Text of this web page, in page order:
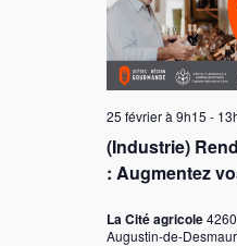
(Industrie)
: Augmentez
25 février à 9h15 -
La Cité agricole
Augustin-de-